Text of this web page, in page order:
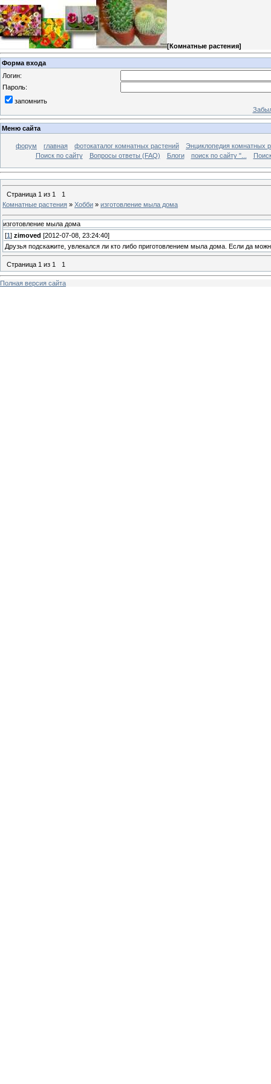
[Комнатные растения]
Форма входа
Логин:
Пароль:
запомнить
Меню сайта
форум главная фотокаталог комнатных растений
Энциклопедия комнатных
Поиск по сайту
Вопросы ответы (FAQ) Блоги поиск по сайту "...
Страница 1 из 1
1
Комнатные растения » Хобби » изготовление мыла дома
изготовление мыла дома
[1] zimoved [2012-07-08, 23:24:40]
Друзья подскажите, увлекался ли кто либо приготовлением мыла дома. Если да
Страница 1 из 1 1
Полная версия сайта